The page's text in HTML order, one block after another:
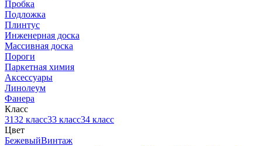
Пробка
Подложка
Плинтус
Инженерная доска
Массивная доска
Пороги
Паркетная химия
Аксессуары
Линолеум
Фанера
Класс
3132 класс33 класс34 класс
Цвет
БежевыйВинтаж